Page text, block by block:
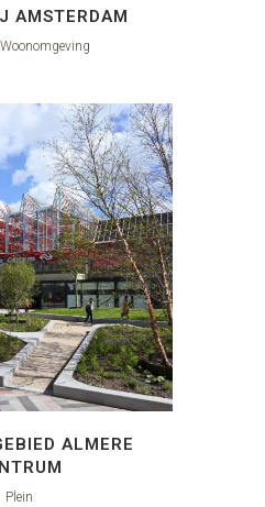
AMSTERDAM
ALMERE
Plein